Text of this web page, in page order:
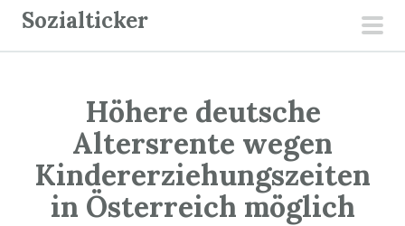
Sozialticker
Höhere deutsche
Altersrente wegen
Kindererziehungszeiten
in Österreich möglich